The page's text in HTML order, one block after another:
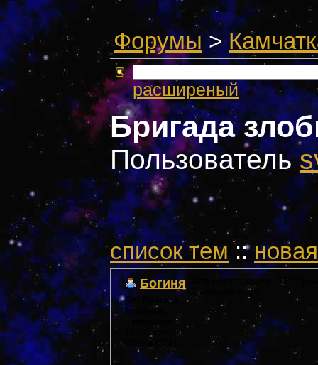
Форумы>
расширеный
Бригада
Пользователь
cписок тем ::
Богиня
Re: Бригада
злобных
Дата регистрации: 35
Сообщений: 20